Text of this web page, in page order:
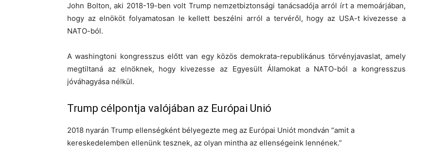
John Bolton, aki 2018-19-ben volt Trump nemzetbiztonsági tanácsadója arról írt a memoárjában,
hogy az elnököt folyamatosan le kellett beszélni arról a tervéről, hogy az USA-t kivezesse a
NATO-ból.
A washingtoni kongresszus előtt van egy közös demokrata-republikánus törvényjavaslat, amely
megtiltaná az elnöknek, hogy kivezesse az Egyesült Államokat a NATO-ból a kongresszus
jóváhagyása nélkül.
Trump célpontja valójában az Európai Unió
2018 nyarán Trump ellenségként bélyegezte meg az Európai Uniót mondván “amit a
kereskedelemben ellenünk tesznek, az olyan mintha az ellenségeink lennének.”